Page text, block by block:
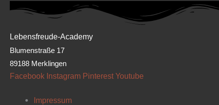
Lebensfreude-Academy
Blumenstraße 17
89188 Merklingen
Facebook Instagram Pinterest Youtube
Impressum